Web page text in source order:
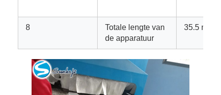
8
Totale lengte van
de apparatuur
35.5 meter